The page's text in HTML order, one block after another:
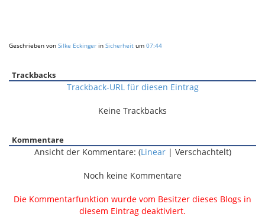
Geschrieben von Silke Eckinger in Sicherheit um 07:44
Trackbacks
Trackback-URL für diesen Eintrag
Keine Trackbacks
Kommentare
Ansicht der Kommentare: (Linear| Verschachtelt)
Noch keine Kommentare
Die Kommentarfunktion wurde vom Besitzer dieses Blogs in
diesem Eintrag deaktiviert.